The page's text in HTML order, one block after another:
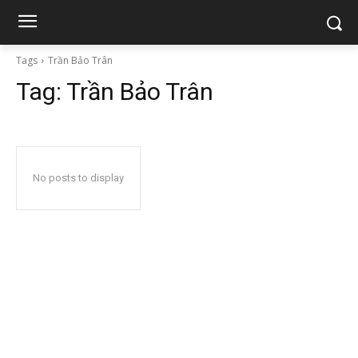
Tags Trần Bảo Trân
Tag: Trần Bảo Trân
No posts to display